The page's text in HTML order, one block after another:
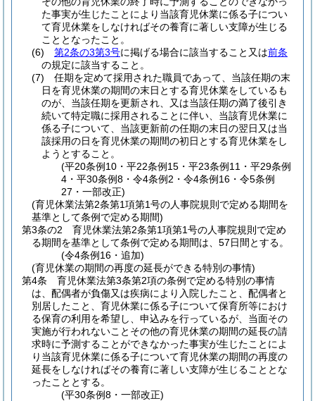
た事実が生じたことにより当該育児休業に係る子につい
て育児休業をしなければその養育に著しい支障が生じる
こととなったこと。
(6)
第2条の3第3号に掲げる場合に該当すること又は前条
の規定に該当すること。
(7)
任期を定めて採用された職員であって、当該任期の末
日を育児休業の期間の末日とする育児休業をしているも
のが、当該任期を更新され、又は当該任期の満了後引き
続いて特定職に採用されることに伴い、当該育児休業に
係る子について、当該更新前の任期の末日の翌日又は当
該採用の日を育児休業の期間の初日とする育児休業をし
ようとすること。
(平20条例10・平22条例15・平23条例11・平29条例
4・平30条例8・令4条例2・令4条例16・令5条例
27・一部改正)
(育児休業法第2条第1項第1号の人事院規則で定める期間を
基準として条例で定める期間)
第3条の2
育児休業法第2条第1項第1号の人事院規則で定め
る期間を基準として条例で定める期間は、57日間とする。
(令4条例16・追加)
(育児休業の期間の再度の延長ができる特別の事情)
第4条
育児休業法第3条第2項の条例で定める特別の事情
は、配偶者が負傷又は疾病により入院したこと、配偶者と
別居したこと、育児休業に係る子について保育所等におけ
る保育の利用を希望し、申込みを行っているが、当面その
実施が行われないことその他の育児休業の期間の延長の請
求時に予測することができなかった事実が生じたことによ
り当該育児休業に係る子について育児休業の期間の再度の
延長をしなければその養育に著しい支障が生じることとな
ったこととする。
(平30条例8・一部改正)